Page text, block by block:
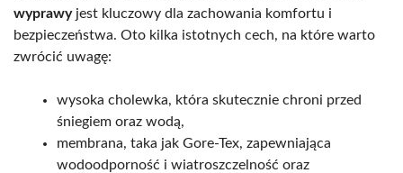
wyprawyjest kluczowy dla zachowania komfortu i
bezpieczeństwa. Oto kilka istotnych cech, na które warto
zwrócić uwagę:
wysoka cholewka, która skutecznie chroni przed
śniegiem oraz wodą,
membrana, taka jak Gore-Tex, zapewniająca
wodoodporność i wiatroszczelność oraz